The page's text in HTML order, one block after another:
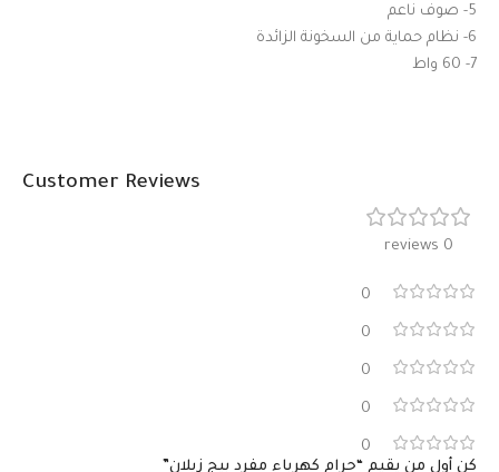
5- صوف ناعم
6- نظام حماية من السخونة الزائدة
7- 60 واط
Customer Reviews
0 reviews
0
0
0
0
0
كن أول من يقيم “حرام كهرباء مفرد بيج زيلان”